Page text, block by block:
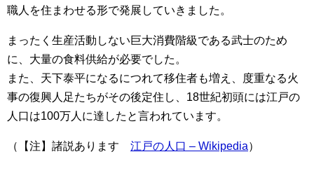
職人を住まわせる形で発展していきました。
まったく生産活動しない巨大消費階級である武士のため
に、大量の食料供給が必要でした。
また、天下泰平になるにつれて移住者も増え、度重なる火
事の復興人足たちがその後定住し、18世紀初頭には江戸の
人口は100万人に達したと言われています。
（【注】諸説あります 江戸の人口 – Wikipedia）